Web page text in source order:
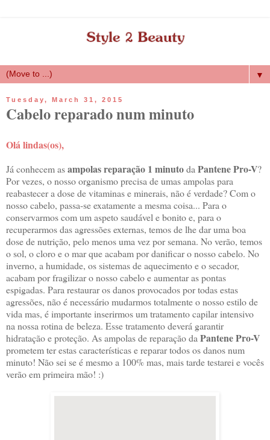
▼
Tuesday, March 31, 2015
Cabelo reparado num minuto
Olá lindas(os),
Já conhecem asampolas reparação 1 minutoda Pantene Pro-V?
Por vezes, o nosso organismo precisa de umas ampolas para
reabastecer a dose de vitaminas e minerais, não é verdade? Com o
nosso cabelo, passa-se exatamente a mesma coisa... Para o
conservarmos com um aspeto saudável e bonito e, para o
recuperarmos das agressões externas, temos de lhe dar uma boa
dose de nutrição, pelo menos uma vez por semana. No verão, temos
o sol, o cloro e o mar que acabam por danificar o nosso cabelo. No
inverno, a humidade, os sistemas de aquecimento e o secador,
acabam por fragilizar o nosso cabelo e aumentar as pontas
espigadas. Para restaurar os danos provocados por todas estas
agressões, não é necessário mudarmos totalmente o nosso estilo de
vida mas, é importante inserirmos um tratamento capilar intensivo
na nossa rotina de beleza. Esse tratamento deverá garantir
hidratação e proteção. As ampolas de reparação da Pantene Pro-V
prometem ter estas características e reparar todos os danos num
minuto! Não sei se é mesmo a 100% mas, mais tarde testarei e vocês
verão em primeira mão! :)